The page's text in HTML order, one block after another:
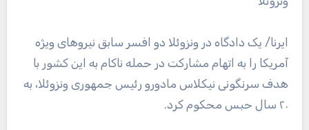
ایرنا/ یک دادگاه در ونزوئلا دو افسر سابق نیروهای ویژه
آمریکا را به اتهام مشارکت در حمله ناکام به این کشور با
هدف سرنگونی نیکلاس مادورو رئیس جمهوری ونزوئلا، به
۲۰ سال حبس محکوم کرد.